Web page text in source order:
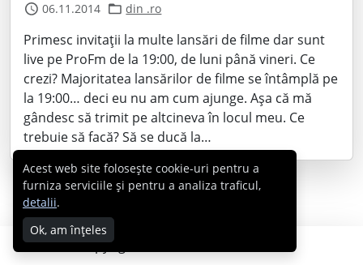
06.11.2014 din .ro
Primesc invitații la multe lansări de filme dar sunt
live pe ProFm de la 19:00, de luni până vineri. Ce
crezi? Majoritatea lansărilor de filme se întâmplă pe
la 19:00… deci eu nu am cum ajunge. Așa că mă
gândesc să trimit pe altcineva în locul meu. Ce
trebuie să facă? Să se ducă la…
Copyright © 2007 - 2026 Cabral.ro
Acest web site folosește cookie-uri pentru a
furniza serviciile și pentru a analiza traficul,
detalii.
Ok, am înțeles